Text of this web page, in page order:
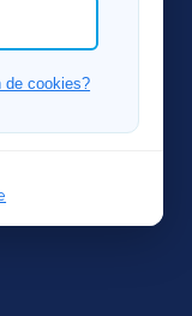
de cookies?